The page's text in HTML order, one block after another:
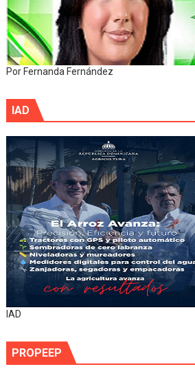
Por Fernanda Fernández
IAD
IAD
PROPEEP